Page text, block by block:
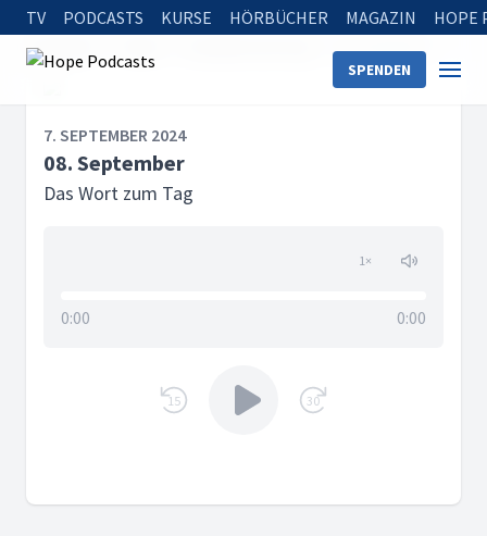
TV PODCASTS KURSE HÖRBÜCHER MAGAZIN HOPE
SPENDEN
Startseite 08. September
7. SEPTEMBER 2024
08. September
Das Wort zum Tag
1×
0:00 0:00
15 30